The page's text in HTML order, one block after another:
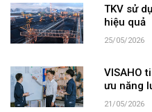
TKV sử
hiệu quả
25/05/2026
VISAHO
ưu năng
21/05/2026